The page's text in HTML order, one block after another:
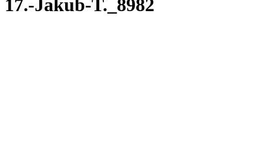
17.-Jakub-T._8982